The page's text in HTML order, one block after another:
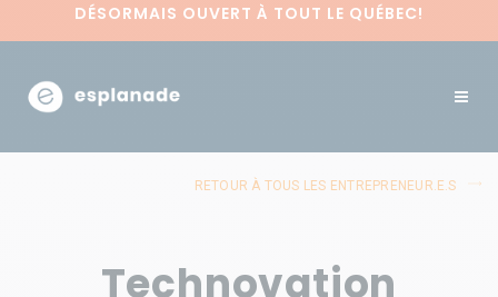
DÉSORMAIS OUVERT À TOUT LE QUÉBEC!
RETOUR À TOUS LES ENTREPRENEUR.E.S
Technovation